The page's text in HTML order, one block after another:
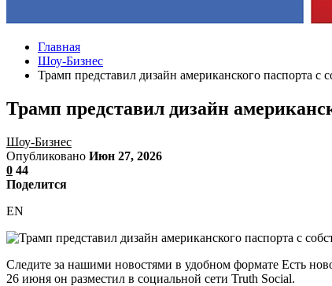
Главная
Шоу-Бизнес
Трамп представил дизайн американского паспорта с
Трамп представил дизайн
Шоу-Бизнес
Опубликовано Июн 27, 2026
0 44
Поделится
EN
Следите за нашими новостями в удобном формате Есть
26 июня он разместил в социальной сети Truth Social.